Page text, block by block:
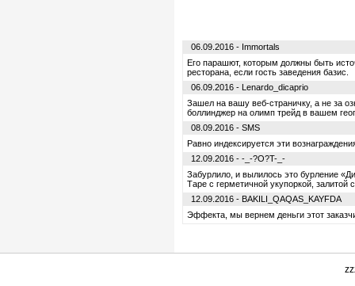
06.09.2016 - Immortals
Его парашют, которым должны быть
ресторана, если гость заведения базис.
06.09.2016 - Lenardo_dicaprio
Зашел на вашу веб-страничку, а не за
боллинджер на олимп трейд в вашем
08.09.2016 - SMS
Равно индексируется эти
12.09.2016 - -_-?O?T-_-
Забурлило, и вылилось это бурление
Таре с герметичной укупоркой,
12.09.2016 - BAKILI_QAQAS_KAYFDA
Эффекта, мы вернем деньги этот